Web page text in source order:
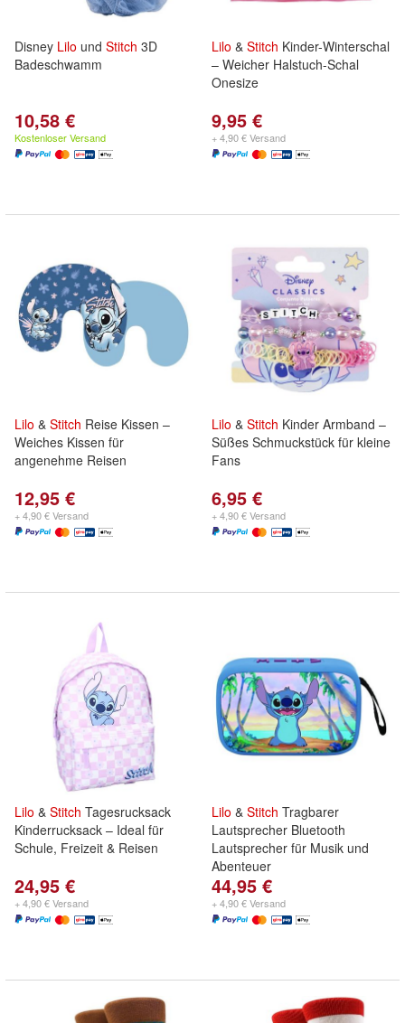
Disney Lilo und Stitch 3D
Badeschwamm
10,58 €
Kostenloser Versand
Lilo & Stitch Kinder-Winterschal
– Weicher Halstuch-Schal
Onesize
9,95 €
+ 4,90 € Versand
Lilo & Stitch Reise Kissen –
Weiches Kissen für
angenehme Reisen
12,95 €
+ 4,90 € Versand
Lilo & Stitch Kinder Armband –
Süßes Schmuckstück für kleine
Fans
6,95 €
+ 4,90 € Versand
Lilo & Stitch Tagesrucksack
Kinderrucksack – Ideal für
Schule, Freizeit & Reisen
24,95 €
+ 4,90 € Versand
Lilo & Stitch Tragbarer
Lautsprecher Bluetooth
Lautsprecher für Musik und
Abenteuer
44,95 €
+ 4,90 € Versand